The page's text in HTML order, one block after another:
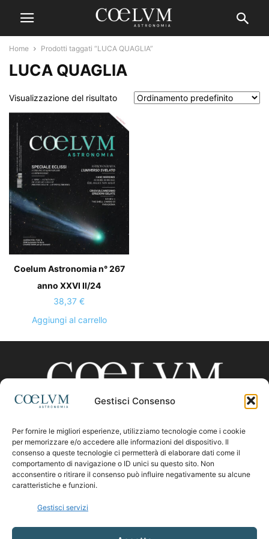
Gestisci Consenso
Per fornire le migliori esperienze, utilizziamo tecnologie come i cookie
per memorizzare e/o accedere alle informazioni del dispositivo. Il
consenso a queste tecnologie ci permetterà di elaborare dati come il
comportamento di navigazione o ID unici su questo sito. Non
acconsentire o ritirare il consenso può influire negativamente su alcune
caratteristiche e funzioni.
Gestisci servizi
Home Prodotti taggati “LUCA QUAGLIA”
LUCA QUAGLIA
Visualizzazione del risultato
Coelum Astronomia n° 267
anno XXVI II/24
38,37€
Aggiungi al carrello
CHI SIAMO
Contattaci:coelumastro@coelum.com